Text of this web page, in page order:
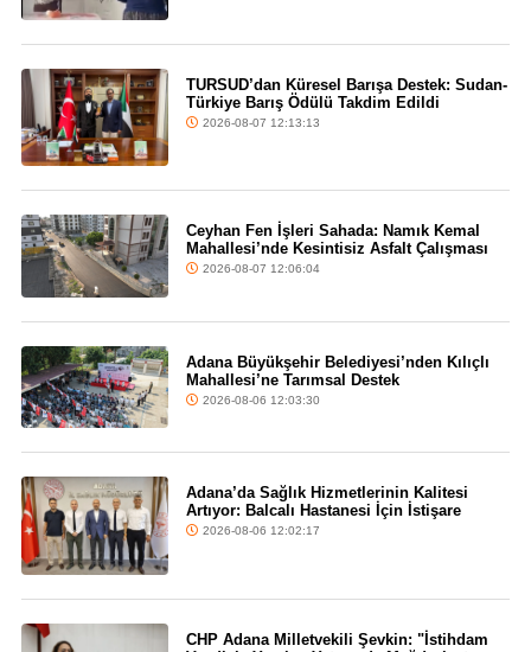
TURSUD’dan Küresel Barışa Destek: Sudan-
Türkiye Barış Ödülü Takdim Edildi
2026-08-07 12:13:13
Ceyhan Fen İşleri Sahada: Namık Kemal
Mahallesi’nde Kesintisiz Asfalt Çalışması
2026-08-07 12:06:04
Adana Büyükşehir Belediyesi’nden Kılıçlı
Mahallesi’ne Tarımsal Destek
2026-08-06 12:03:30
Adana’da Sağlık Hizmetlerinin Kalitesi
Artıyor: Balcalı Hastanesi İçin İstişare
2026-08-06 12:02:17
CHP Adana Milletvekili Şevkin: "İstihdam